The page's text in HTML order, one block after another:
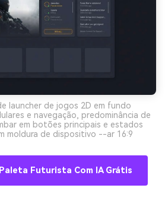
launcher de jogos 2D em fundo
e navegação, predominância de
em botões principais e estados
moldura de dispositivo --ar 16:9
Futurista Com IA Grátis